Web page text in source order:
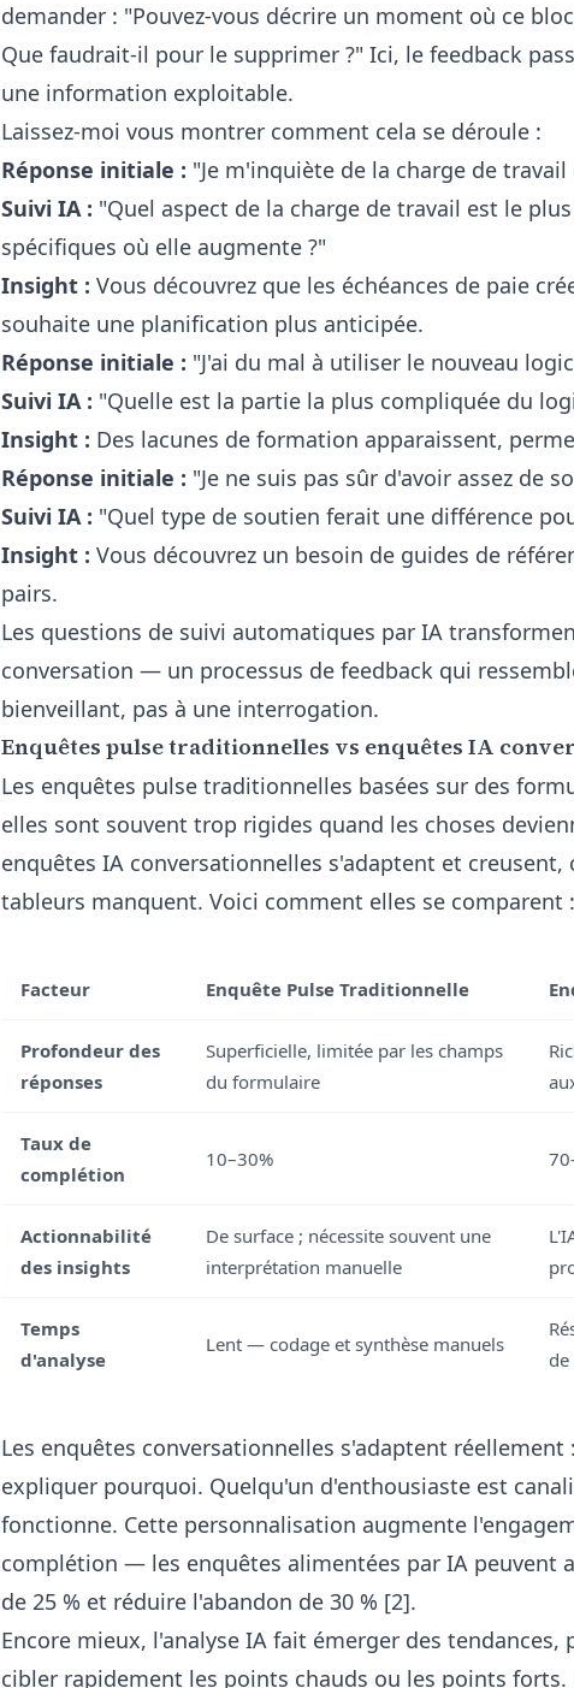
demander : "Pouvez-vous décrire un moment où ce
Que faudrait-il pour le supprimer ?" Ici, le feedback
une information exploitable.
Laissez-moi vous montrer comment cela se déroule :
Réponse initiale : "Je m'inquiète de la charge de
Suivi IA : "Quel aspect de la charge de travail est le
spécifiques où elle augmente ?"
Insight : Vous découvrez que les échéances de paie
souhaite une planification plus anticipée.
Réponse initiale : "J'ai du mal à utiliser le nouveau
Suivi IA : "Quelle est la partie la plus compliquée du
Insight : Des lacunes de formation apparaissent,
Réponse initiale : "Je ne suis pas sûr d'avoir assez de
Suivi IA : "Quel type de soutien ferait une différence
Insight : Vous découvrez un besoin de guides de
pairs.
Les questions de suivi automatiques par IA
conversation — un processus de feedback qui
bienveillant, pas à une interrogation.
Enquêtes pulse traditionnelles vs enquêtes IA
Les enquêtes pulse traditionnelles basées sur des
elles sont souvent trop rigides quand les choses
enquêtes IA conversationnelles s'adaptent et
tableurs manquent. Voici comment elles se comparent :
Facteur Enquête Pulse Traditionnelle
Profondeur des
réponses
Superficielle, limitée par les champs
du formulaire
Taux de
complétion
10–30%
Actionnabilité
des insights
De surface ; nécessite souvent une
interprétation manuelle
Temps
d'analyse
Lent — codage et synthèse manuels
Les enquêtes conversationnelles s'adaptent
expliquer pourquoi. Quelqu'un d'enthousiaste est
fonctionne. Cette personnalisation augmente
complétion — les enquêtes alimentées par IA peuvent
de 25 % et réduire l'abandon de 30 % [2].
Encore mieux, l'analyse IA fait émerger des
cibler rapidement les points chauds ou les points forts.